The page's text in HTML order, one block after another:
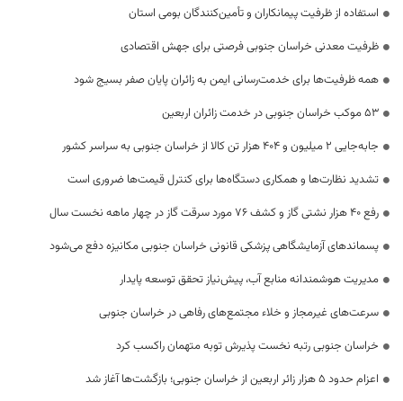
استفاده از ظرفیت پیمانکاران و تأمین‌کنندگان بومی استان
ظرفیت معدنی خراسان جنوبی فرصتی برای جهش اقتصادی
همه ظرفیت‌ها برای خدمت‌رسانی ایمن به زائران پایان صفر بسیج شود
53 موکب خراسان جنوبی در خدمت زائران اربعین
جابه‌جایی 2 میلیون و 404 هزار تن کالا از خراسان جنوبی به سراسر کشور
تشدید نظارت‌ها و همکاری دستگاه‌ها برای کنترل قیمت‌ها ضروری است
رفع 40 هزار نشتی گاز و کشف 76 مورد سرقت گاز در چهار ماهه نخست سال
پسماندهای آزمایشگاهی پزشکی قانونی خراسان جنوبی مکانیزه دفع می‌شود
مدیریت هوشمندانه منابع آب، پیش‌نیاز تحقق توسعه پایدار
سرعت‌های غیرمجاز و خلاء مجتمع‌های رفاهی در خراسان جنوبی
خراسان جنوبی رتبه نخست پذیرش توبه متهمان راکسب کرد
اعزام حدود 5 هزار زائر اربعین از خراسان جنوبی؛ بازگشت‌ها آغاز شد